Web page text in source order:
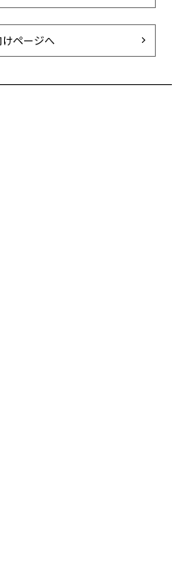
ページへ